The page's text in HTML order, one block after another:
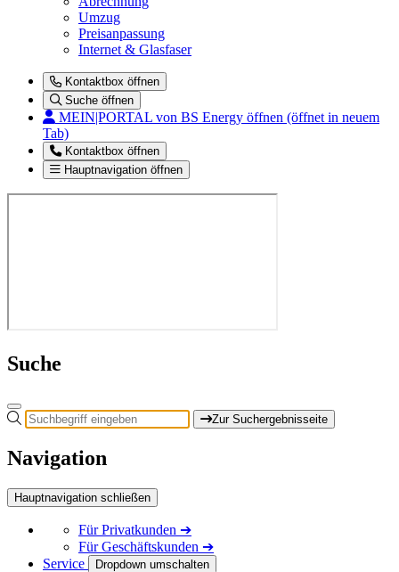
Umzug
Preisanpassung
Internet & Glasfaser
Kontaktbox öffnen
Suche öffnen
MEIN|PORTAL von BS Energy öffnen (öffnet in neuem
Tab)
Kontaktbox öffnen
Hauptnavigation öffnen
Suche
Zur Suchergebnisseite
Navigation
Hauptnavigation schließen
FürPrivatkunden ➔
FürGeschäftskunden ➔
Service
Dropdown umschalten